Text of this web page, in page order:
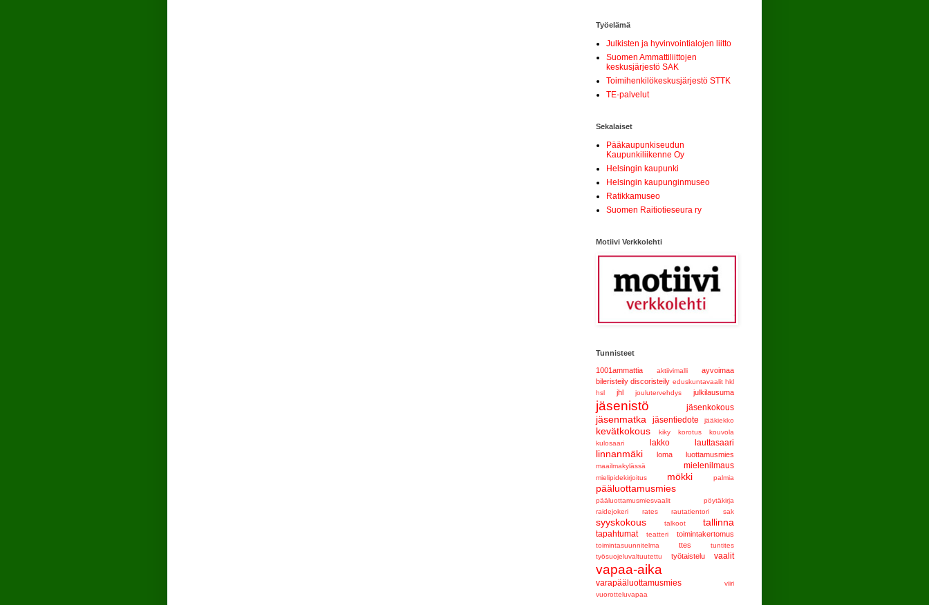
Työelämä
Julkisten ja hyvinvointialojen liitto
Suomen Ammattiliittojen
keskusjärjestö SAK
Toimihenkilökeskusjärjestö STTK
TE-palvelut
Sekalaiset
Pääkaupunkiseudun
Kaupunkiliikenne Oy
Helsingin kaupunki
Helsingin kaupunginmuseo
Ratikkamuseo
Suomen Raitiotieseura ry
Motiivi Verkkolehti
Tunnisteet
1001ammattia aktiivimalli
ayvoimaa
bileristeily discoristeily eduskuntavaalit hkl
hsl
jhl joulutervehdys julkilausuma
jäsenistö jäsenkokous
jäsenmatka jäsentiedote jääkiekko
kevätkokous kiky korotus
kouvola
kulosaari
lakko lauttasaari
linnanmäki loma luottamusmies
maailmakylässä mielenilmaus
mielipidekirjoitus mökki palmia
pääluottamusmies
pääluottamusmiesvaalit
pöytäkirja
raidejokeri
rates rautatientori sak
syyskokous talkoot tallinna
tapahtumat teatteri toimintakertomus
toimintasuunnitelma ttes
tuntites
työsuojeluvaltuutettu
työtaistelu vaalit
vapaa-aika
varapääluottamusmies
viiri
vuorotteluvapaa